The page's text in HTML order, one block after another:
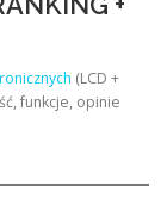
(LCD +
funkcje, opinie